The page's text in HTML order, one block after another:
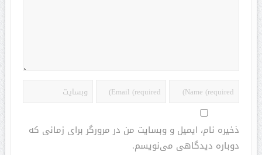
ذخیره نام، ایمیل و وبسایت من در مرورگر برای زمانی که
دوباره دیدگاهی می‌نویسم.